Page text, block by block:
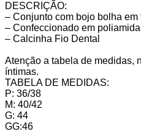
DESCRIÇÃO:
– Conjunto com bojo bolha em
– Confeccionado em poliamida
– Calcinha Fio Dental
Atenção a tabela de medidas,
íntimas.
TABELA DE MEDIDAS:
P: 36/38
M: 40/42
G: 44
GG:46